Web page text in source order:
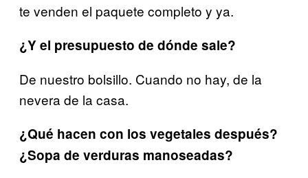
te venden el paquete completo y ya.
¿Y el presupuesto de dónde sale?
De nuestro bolsillo. Cuando no hay, de la
nevera de la casa.
¿Qué hacen con los vegetales después?
¿Sopa de verduras manoseadas?